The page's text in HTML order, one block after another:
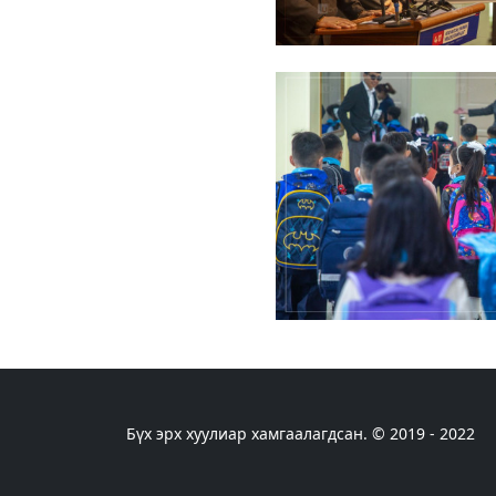
Бүх эрх хуулиар хамгаалагдсан. © 2019 - 2022